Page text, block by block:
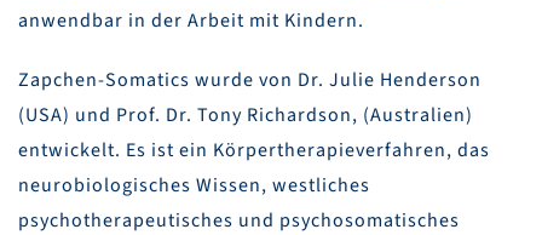
anwendbar in der Arbeit mit Kindern.
Zapchen-Somatics wurde von Dr. Julie Henderson
(USA) und Prof. Dr. Tony Richardson, (Australien)
entwickelt. Es ist ein Körpertherapieverfahren, das
neurobiologisches Wissen, westliches
psychotherapeutisches und psychosomatisches